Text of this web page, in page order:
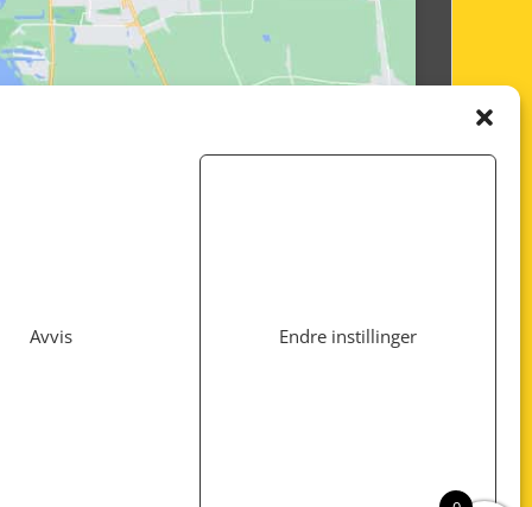
Avvis Endre instillinger